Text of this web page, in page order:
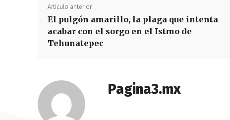
Artículo anterior
El pulgón amarillo, la plaga que intenta
acabar con el sorgo en el Istmo de
Tehunatepec
Pagina3.mx